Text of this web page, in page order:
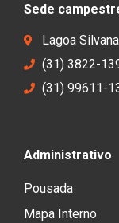
Sede
Lagoa
(31) 3822-
(31) 99611-
Administrativo
Pousada
Mapa Interno